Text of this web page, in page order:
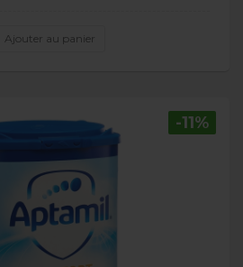
Ajouter au panier
-11%